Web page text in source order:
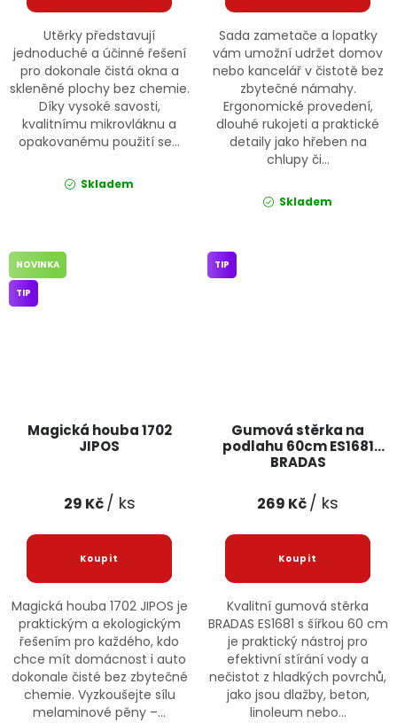
Utěrky představují
jednoduché a účinné řešení
pro dokonale čistá okna a
skleněné plochy bez chemie.
Díky vysoké savosti,
kvalitnímu mikrovláknu a
opakovanému použití se...
Skladem
Sada zametače a lopatky
vám umožní udržet domov
nebo kancelář v čistotě bez
zbytečné námahy.
Ergonomické provedení,
dlouhé rukojeti a praktické
detaily jako hřeben na
chlupy či...
Skladem
Magická houba 1702
JIPOS
NOVINKA
TIP
29 Kč/ ks
Magická houba 1702 JIPOS je
praktickým a ekologickým
řešením pro každého, kdo
chce mít domácnost i auto
dokonale čisté bez zbytečné
chemie. Vyzkoušejte sílu
melaminové pěny –...
Gumová stěrka na
podlahu 60cm ES1681
BRADAS
TIP
269 Kč/ ks
Kvalitní gumová stěrka
BRADAS ES1681 s šířkou 60 cm
je praktický nástroj pro
efektivní stírání vody a
nečistot z hladkých povrchů,
jako jsou dlažby, beton,
linoleum nebo...